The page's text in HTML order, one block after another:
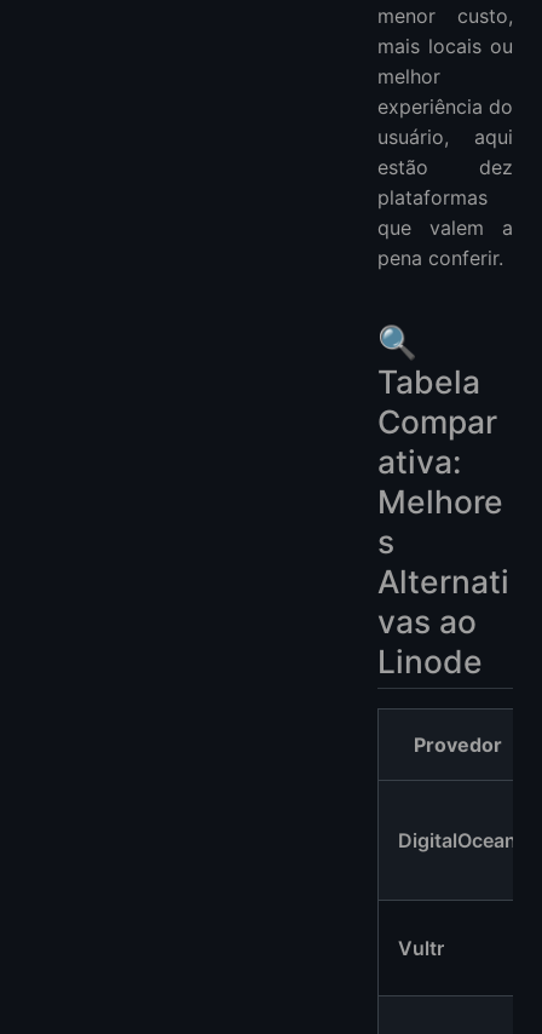
menor custo,
mais locais ou
melhor
experiência do
usuário, aqui
estão dez
plataformas
que valem a
pena conferir.
🔍
Tabela
Compar
ativa:
Melhore
s
Alternati
vas ao
Linode
Provedor
DigitalOcean
Vultr